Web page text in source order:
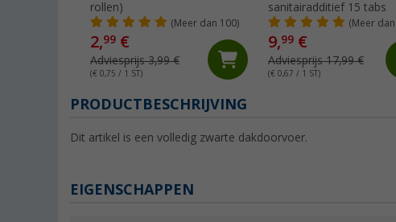
rollen)
(Meer dan 100)
2,99 €
Adviesprijs 3,99 €
(€ 0,75 / 1 ST)
sanitairadditief 15 tabs
(Meer
9,99 €
Adviesprijs 17,99 €
(€ 0,67 / 1 ST)
PRODUCTBESCHRIJVING
Dit artikel is een volledig zwarte dakdoorvoer.
EIGENSCHAPPEN